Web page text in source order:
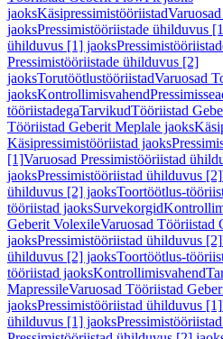
jaoksKäsipressimistööriistad
jaoksPressimistööriistade ühilduvus
ühilduvus [1] jaoks
Pressimistööriistade ühilduvus [2]
jaoksTorutöötlustööriistadVaruosad
jaoksKontrollimisvahend
tööriistadegaTarvikudTööriistad
Tööriistad Geberit Meplale jaoks
Käsipressimistööriistad jaoks
[1]Varuosad Pressimistööriistad
jaoksPressimistööriistad ühilduvus [2]
ühilduvus [2] jaoksToortöötlus-
tööriistad jaoksSurvekorgid
Geberit VolexileVaruosad Tööriistad
jaoksPressimistööriistad ühilduvus [2]
ühilduvus [2] jaoksToortöötlus-
tööriistad jaoksKontrollimisvahend
MapressileVaruosad Tööriistad
jaoksPressimistööriistad ühilduvus [1]
ühilduvus [1] jaoks